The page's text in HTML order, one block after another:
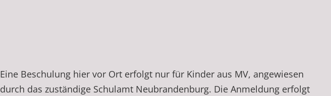
Eine Beschulung hier vor Ort erfolgt nur für Kinder aus MV, angewiesen
durch das zuständige Schulamt Neubrandenburg. Die Anmeldung erfolgt